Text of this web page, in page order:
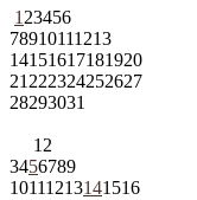
1 23456
78910111213
14151617181920
21 222324252627
28293031
1 2
3456789
10111213141516